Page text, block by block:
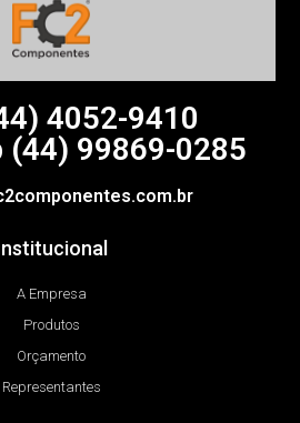
4052-9410
(44) 99869-0285
A Empresa
Produtos
Orçamento
Representantes